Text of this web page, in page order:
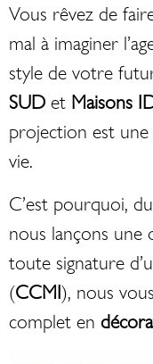
Vous rêvez de
mal à imaginer
style de votre
SUD et Maisons
projection est
vie.
C’est pourquoi, du
nous lançons
toute signature
(CCMI), nous
complet en